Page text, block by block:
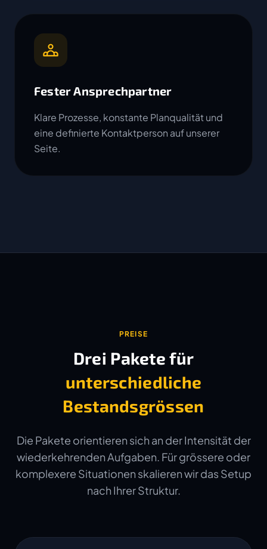
Fester Ansprechpartner
Klare Prozesse, konstante Planqualität und
eine definierte Kontaktperson auf unserer
Seite.
PREISE
Drei Pakete für
unterschiedliche
Bestandsgrössen
Die Pakete orientieren sich an der Intensität der
wiederkehrenden Aufgaben. Für grössere oder
komplexere Situationen skalieren wir das Setup
nach Ihrer Struktur.